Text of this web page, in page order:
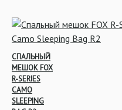
холодными ночами.
СПАЛЬНЫЙ
МЕШОК FOX
R-SERIES
CAMO
SLEEPING